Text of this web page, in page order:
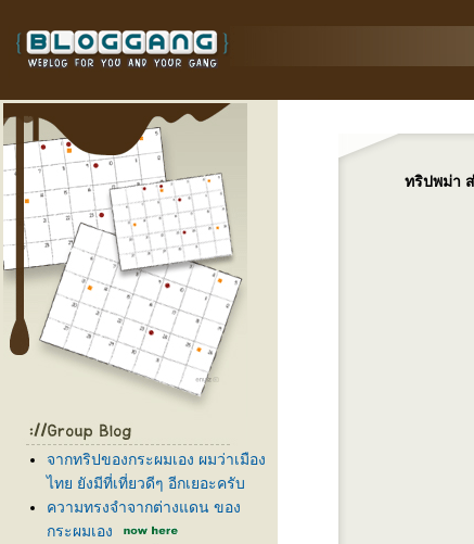
จากทริปของกระผมเอง ผมว่าเมือง
ไทย ยังมีที่เที่ยวดีๆ อีกเยอะครับ
ความทรงจำจากต่างแดน ของ
กระผมเอง
ทริปพม่า